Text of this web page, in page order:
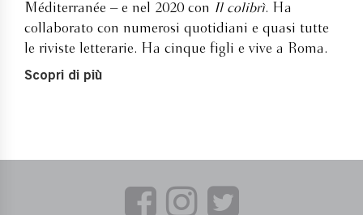
Méditerranée – e nel 2020 con Il colibrì. Ha
collaborato con numerosi quotidiani e quasi tutte
le riviste letterarie. Ha cinque figli e vive a Roma.
Scopri di più